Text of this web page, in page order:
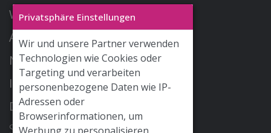
Privatsphäre Einstellungen
Wir und unsere Partner verwenden
Technologien wie Cookies oder
Targeting und verarbeiten
personenbezogene Daten wie IP-
Adressen oder
Browserinformationen, um
Widerrufsrecht
AGB
Newsletter
Impressum
Datenschutz
STOFF & LIEBE GmbH